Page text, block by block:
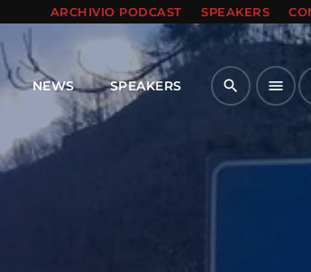
ARCHIVIO PODCAST SPEAKERS
NEWS SPEAKERS search menu